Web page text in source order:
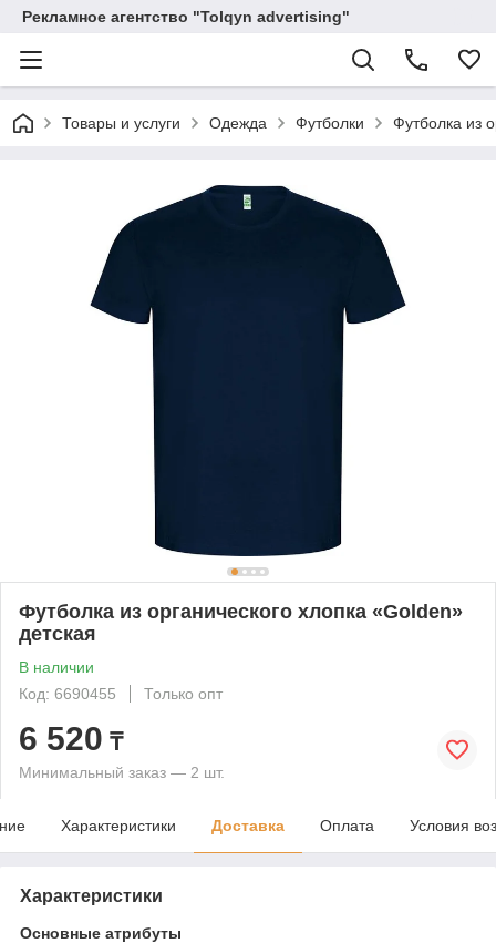
Рекламное агентство "Tolqyn advertising"
Товары и услуги Одежда Футболки Футболка из
Футболка из органического хлопка «Golden»
детская
В наличии
Код: 6690455
Только опт
6 520 ₸
Минимальный заказ — 2 шт.
Характеристики Доставка Оплата Условия
Характеристики
Основные атрибуты